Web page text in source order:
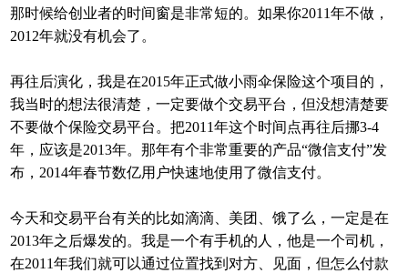
那时候给创业者的时间窗是非常短的。如果你2011年不做，
2012年就没有机会了。
再往后演化，我是在2015年正式做小雨伞保险这个项目的，
我当时的想法很清楚，一定要做个交易平台，但没想清楚要
不要做个保险交易平台。把2011年这个时间点再往后挪3-4
年，应该是2013年。那年有个非常重要的产品“微信支付”发
布，2014年春节数亿用户快速地使用了微信支付。
今天和交易平台有关的比如滴滴、美团、饿了么，一定是在
2013年之后爆发的。我是一个有手机的人，他是一个司机，
在2011年我们就可以通过位置找到对方、见面，但怎么付款